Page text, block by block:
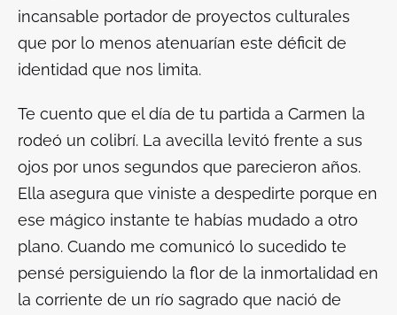
incansable portador de proyectos culturales
que por lo menos atenuarían este déficit de
identidad que nos limita.
Te cuento que el día de tu partida a Carmen la
rodeó un colibrí. La avecilla levitó frente a sus
ojos por unos segundos que parecieron años.
Ella asegura que viniste a despedirte porque en
ese mágico instante te habías mudado a otro
plano. Cuando me comunicó lo sucedido te
pensé persiguiendo la flor de la inmortalidad en
la corriente de un río sagrado que nació de